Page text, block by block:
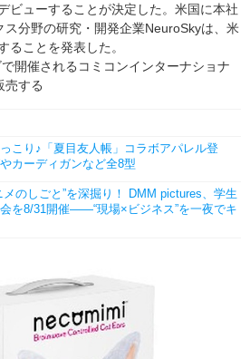
座談会
ABEMA Cafe
ビューすることが決定した。米国に本社
ス分野の研究・開発企業NeuroSkyは、米
ることを発表した。
開催されるコミコンインターナショナ
売する
こり♪「夏目友人帳」コラボアパレル登
カーディガンなど全8型
メのしごと”を深掘り！ DMM pictures、学生
を8/31開催――“現場×ビジネス”を一夜でキ